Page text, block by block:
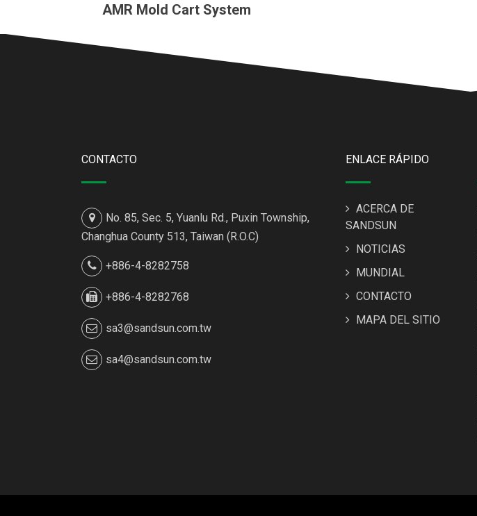
AMR Mold Cart System
CONTACTO
No. 85, Sec. 5, Yuanlu Rd., Puxin Township,
Changhua County 513, Taiwan (R.O.C)
+886-4-8282758
+886-4-8282768
sa3@sandsun.com.tw
sa4@sandsun.com.tw
ENLACE RÁPIDO
ACERCA DE
SANDSUN
NOTICIAS
MUNDIAL
CONTACTO
MAPA DEL SITIO